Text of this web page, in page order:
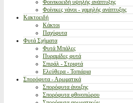
Φοινικοειδή υψηλής ανάπτυξης
Φοίνικες νάνοι - χαμηλής ανάπτυξης
Κακτοειδή
Κάκτοι
Παχύφυτα
Φυτά Σχήματα
Φυτά Μπάλες
Πυραμίδες φυτά
Σπιράλ - Στριφτά
Ελεύθερα - Τοπιάρια
Σπορόφυτα - Αρωματικά
Σπορόφυτα άνοιξης
Σπορόφυτα φθινοπώρου